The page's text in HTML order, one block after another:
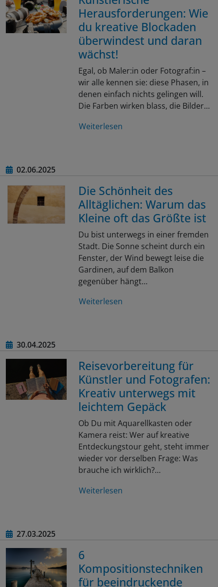
Herausforderungen: Wie
du kreative Blockaden
überwindest und daran
wächst!
Egal, ob Maler:in oder Fotograf:in –
wir alle kennen sie: diese Phasen, in
denen einfach nichts gelingen will.
Die Farben wirken blass, die Bilder…
Weiterlesen
02.06.2025
Die Schönheit des
Alltäglichen: Warum das
Kleine oft das Größte ist
Du bist unterwegs in einer fremden
Stadt. Die Sonne scheint durch ein
Fenster, der Wind bewegt leise die
Gardinen, auf dem Balkon
gegenüber hängt…
Weiterlesen
30.04.2025
Reisevorbereitung für
Künstler und Fotografen:
Kreativ unterwegs mit
leichtem Gepäck
Ob Du mit Aquarellkasten oder
Kamera reist: Wer auf kreative
Entdeckungstour geht, steht immer
wieder vor derselben Frage: Was
brauche ich wirklich?…
Weiterlesen
27.03.2025
6
Kompositionstechniken
für beeindruckende